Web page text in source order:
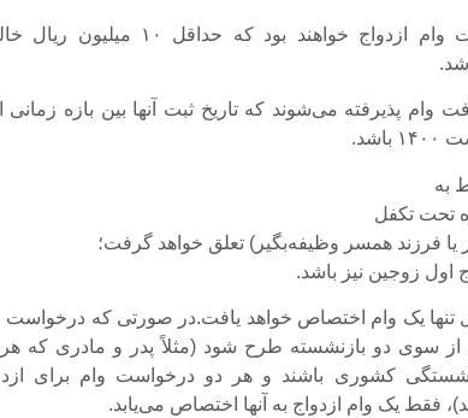
کسانی مشمول دریافت وام ازدواج خواهند بود که حداقل ۱۰
وام پذیرفته می‌شوند که تاریخ ثبت آنها بین بازه زمانی
به
تحت تکفل
یا فرزند همسر وظیفه‌بگیر) تعلق خواهد گرفت؛
اول زوجین نیز باشد.
تنها یک وام اختصاص خواهد یافت.در صورتی که درخواست
سوی دو بازنشسته طرح شود (مثلاً پدر و مادری که
کشوری باشند و هر دو درخواست وام برای
فقط یک وام ازدواج به آنها اختصاص می‌یابد.